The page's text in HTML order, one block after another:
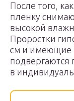
После того,
пленку
высокой
Проростки
см и имеющие
в